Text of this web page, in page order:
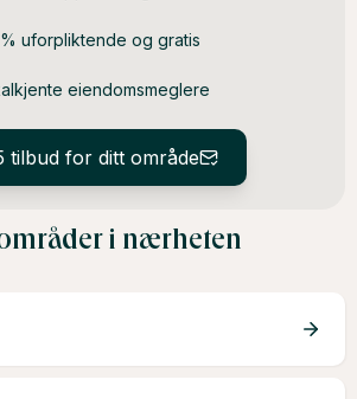
uforpliktende og gratis
eiendomsmeglere
tilbud for ditt område
i nærheten